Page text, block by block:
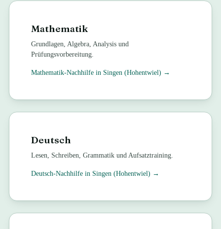
Mathematik
Grundlagen, Algebra, Analysis und
Prüfungsvorbereitung.
Mathematik-Nachhilfe in Singen (Hohentwiel) →
Deutsch
Lesen, Schreiben, Grammatik und Aufsatztraining.
Deutsch-Nachhilfe in Singen (Hohentwiel) →